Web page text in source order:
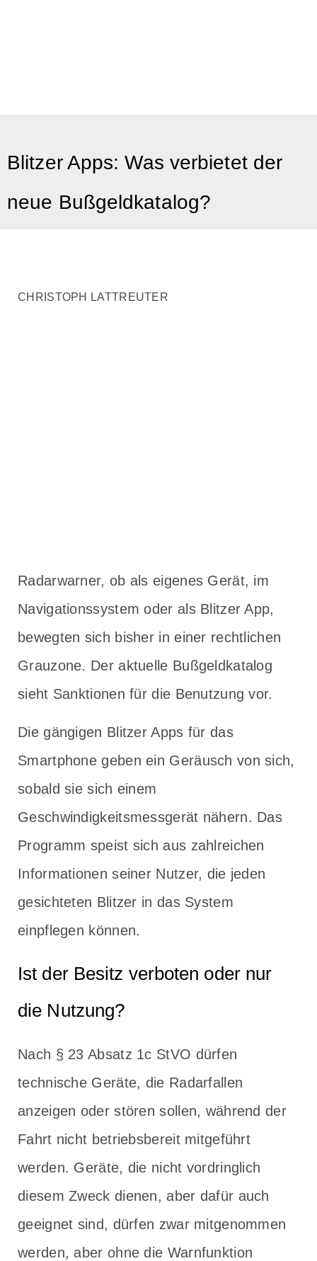
Blitzer Apps: Was verbietet der
neue Bußgeldkatalog?
CHRISTOPH LATTREUTER
Radarwarner, ob als eigenes Gerät, im
Navigationssystem oder als Blitzer App,
bewegten sich bisher in einer rechtlichen
Grauzone. Der aktuelle Bußgeldkatalog
sieht Sanktionen für die Benutzung vor.
Die gängigen Blitzer Apps für das
Smartphone geben ein Geräusch von sich,
sobald sie sich einem
Geschwindigkeitsmessgerät nähern. Das
Programm speist sich aus zahlreichen
Informationen seiner Nutzer, die jeden
gesichteten Blitzer in das System
einpflegen können.
Ist der Besitz verboten oder nur
die Nutzung?
Nach § 23 Absatz 1c StVO dürfen
technische Geräte, die Radarfallen
anzeigen oder stören sollen, während der
Fahrt nicht betriebsbereit mitgeführt
werden. Geräte, die nicht vordringlich
diesem Zweck dienen, aber dafür auch
geeignet sind, dürfen zwar mitgenommen
werden, aber ohne die Warnfunktion